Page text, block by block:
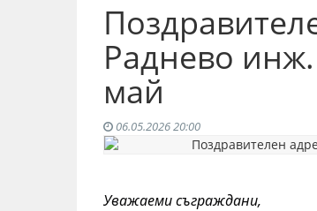
Раднево
май
06.05.2026 20:00
Уважаеми съграждани,